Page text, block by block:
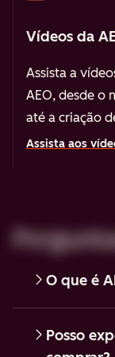
Vídeos da
Assista a
AEO, desde o
até a criação
Assista aos
O que é
Posso